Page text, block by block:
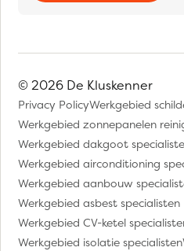
© 2026 De Kluskenner
Privacy PolicyWerkgebied
Werkgebied zonnepanelen
Werkgebied dakgoot
Werkgebied airconditioning
Werkgebied aanbouw
Werkgebied asbest specialisten
Werkgebied CV-ketel
Werkgebied isolatie specialisten